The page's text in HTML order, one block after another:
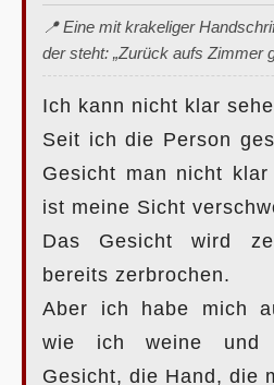
📍 Eine mit krakeliger
der steht: „Zurück aufs Zimmer
Ich kann nicht klar
Seit ich die Person
Gesicht man nicht
ist meine Sicht
Das Gesicht wird
bereits zerbrochen.
Aber ich habe mich
wie ich weine und
Gesicht, die Hand, die